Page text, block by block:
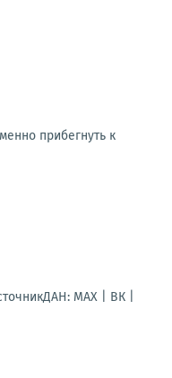
прибегнуть к
MAX | ВК |